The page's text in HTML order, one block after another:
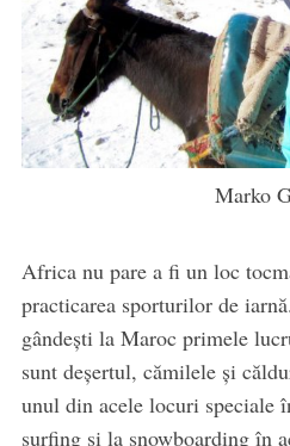
Marko
Africa nu pare a fi un loc
practicarea sporturilor de
gândeşti la Maroc primele
sunt deşertul, cămilele şi
unul din acele locuri speciale
surfing şi la snowboarding în